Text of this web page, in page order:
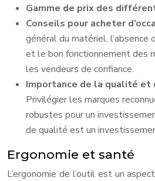
Gamme de prix des
Conseils pour acheter
général du matériel, l’absence
et le bon fonctionnement des
les vendeurs de confiance.
Importance de la qualité et
Privilégier les marques
robustes pour un
de qualité est un
Ergonomie et santé
L’ergonomie de l’outil est un